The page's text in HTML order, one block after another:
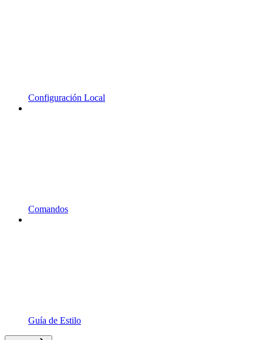
Configuración Local
Comandos
Guía de Estilo